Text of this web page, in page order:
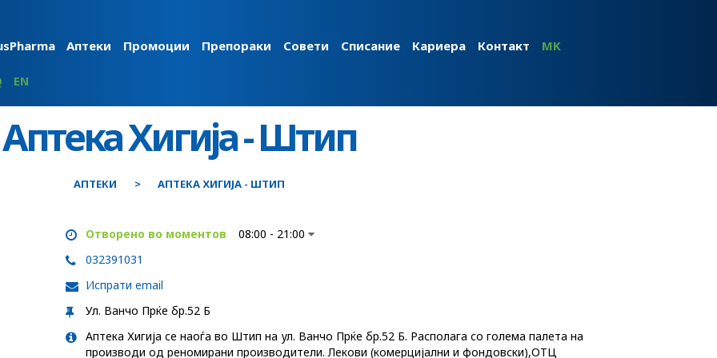
Аптеки Промоции Препораки Совети Списание Кариера Контакт MK
EN
Аптека Хигија - Штип
АПТЕКИ АПТЕКА ХИГИЈА - ШТИП
Отворено во моментов
08:00 - 21:00
032391031
Испрати email
Ул. Ванчо Прќе бр.52 Б
Аптека Хигија се наоѓа во Штип на ул. Ванчо Прќе бр.52 Б. Располага со голема палета на
производи од реномирани производители. Лекови (комерцијални и фондовски),ОТЦ